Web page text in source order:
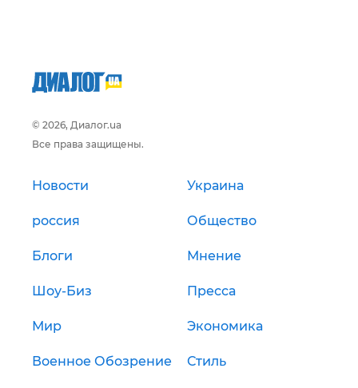
© 2026, Диалог.ua
Все права защищены.
Новости Украина
россия Общество
Блоги Мнение
Шоу-Биз Пресса
Мир Экономика
Военное Обозрение Стиль